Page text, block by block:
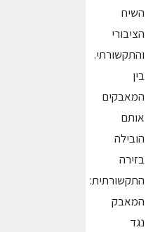
השיח
הציבורי
והתקשורתי.
בין
המאבקים
אותם
הובילה
בזירה
התקשורתית:
המאבק
נגד